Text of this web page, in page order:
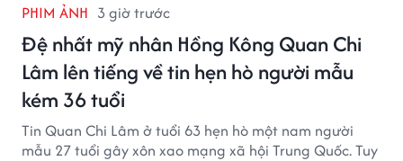
PHIM ẢNH 3 giờ trước
Đệ nhất mỹ nhân Hồng Kông Quan Chi
Lâm lên tiếng về tin hẹn hò người mẫu
kém 36 tuổi
Tin Quan Chi Lâm ở tuổi 63 hẹn hò một nam người
mẫu 27 tuổi gây xôn xao mạng xã hội Trung Quốc. Tuy